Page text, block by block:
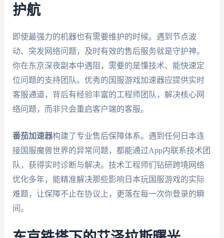
护航
即使最强力的机器也有需要维护的时候。遇到节点波
动、突发网络问题，及时有效的售后服务就是守护神。
你在东京深夜副本中遇阻，需要的是懂技术、能快速定
位问题的支持团队。优秀的国服游戏加速器应提供实时
客服通道，背后有经验丰富的工程师团队，解决核心网
络问题，而非只会重启客户端的客服。
番茄加速器构建了专业售后保障体系。遇到任何日本连
接国服魔兽世界的异常问题，都能通过App内联系技术团
队，获得实时诊断与解决。技术工程师们钻研跨境网络
优化多年，能精准解决那些影响日本玩国服游戏的实际
难题，让保障不止在协议上，更落在每一次你登录的瞬
间。